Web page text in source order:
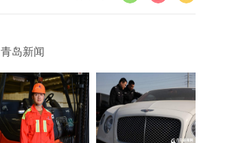
青岛新闻